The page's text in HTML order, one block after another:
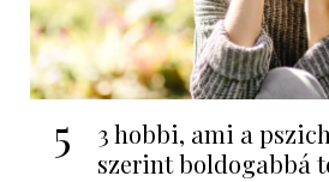
5
3 hobbi, ami a
szerint boldogabbá